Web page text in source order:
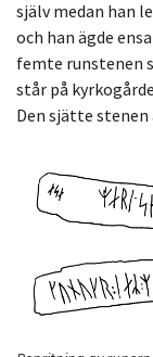
själv medan han
och han ägde
femte runstenen
står på
Den sjätte stenen